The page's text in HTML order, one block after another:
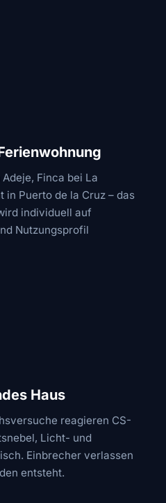
Finca bei La
in Puerto de la Cruz – das
individuell auf
Nutzungsprofil
Haus
reagieren CS-
Licht- und
Einbrecher verlassen
entsteht.